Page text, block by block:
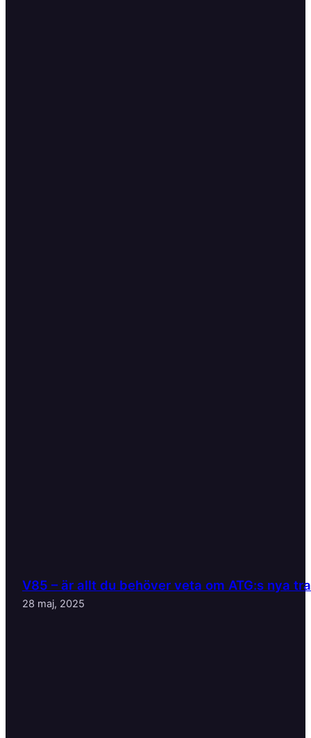
V85 – är allt du behöver veta om ATG:s nya
28 maj, 2025